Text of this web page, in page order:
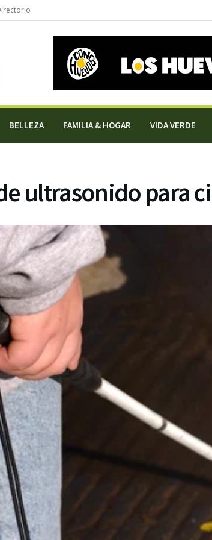
BELLEZA FAMILIA & HOGAR VIDA VERDE
ultrasonido para